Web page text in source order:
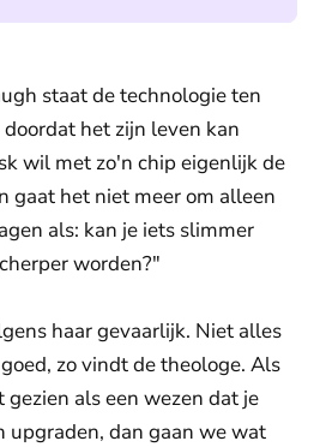
staat de technologie ten
het zijn leven kan
wil met zo'n chip eigenlijk de
gaat het niet meer om alleen
als: kan je iets slimmer
worden?"
haar gevaarlijk. Niet alles
zo vindt de theologe. Als
als een wezen dat je
upgraden, dan gaan we wat